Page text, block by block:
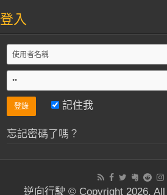
登入
記住我
忘記密碼了嗎？
逆向行駛 © Copyright 2026,